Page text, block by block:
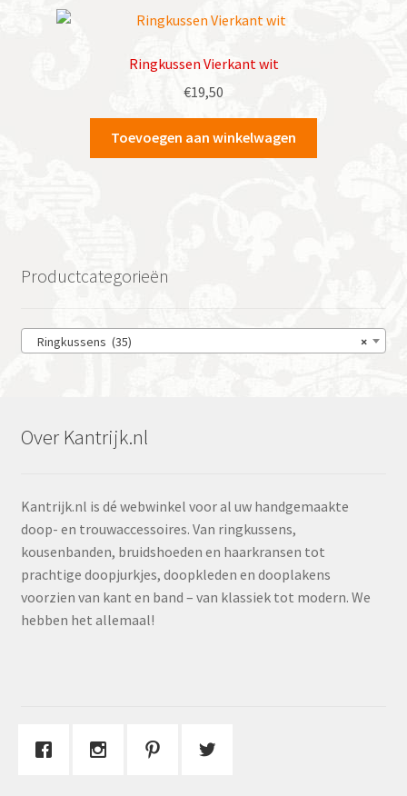
Ringkussen Vierkant wit
€19,50
Toevoegen aan winkelwagen
Productcategorieën
×
Ringkussens (35)
Over Kantrijk.nl
Kantrijk.nl is dé webwinkel voor al uw handgemaakte
doop- en trouwaccessoires. Van ringkussens,
kousenbanden, bruidshoeden en haarkransen tot
prachtige doopjurkjes, doopkleden en dooplakens
voorzien van kant en band – van klassiek tot modern. We
hebben het allemaal!